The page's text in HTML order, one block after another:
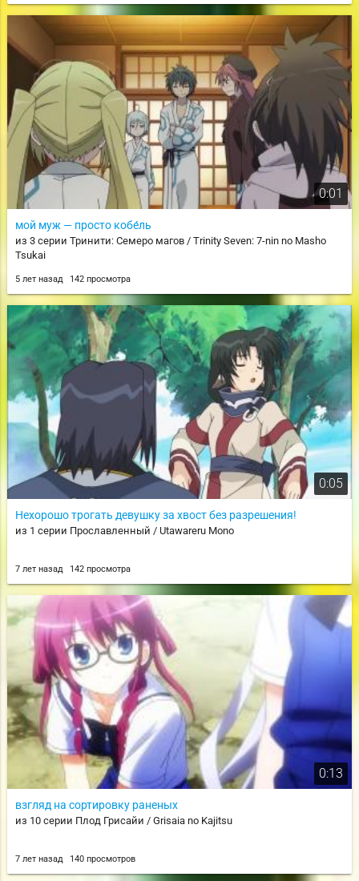
0:01
мой муж — просто кобе́ль
из 3 серии Тринити: Семеро магов / Trinity Seven: 7-nin no Masho
Tsukai
5 лет назад 142 просмотра
0:05
Нехорошо трогать девушку за хвост без разрешения!
из 1 серии Прославленный / Utawareru Mono
7 лет назад 142 просмотра
0:13
взгляд на сортировку раненых
из 10 серии Плод Грисайи / Grisaia no Kajitsu
7 лет назад 140 просмотров